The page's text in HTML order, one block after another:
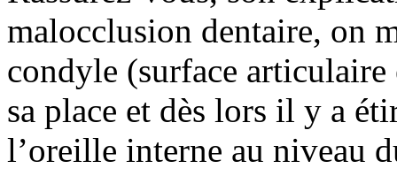
malocclusion dentaire, on
condyle (surface
sa place et dès lors il y a
l’oreille interne au niveau